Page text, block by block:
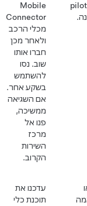
Mobile
Connector
מכלי הרכב
ולאחר מכן
חברו אותו
שוב. נסו
להשתמש
בשקע אחר.
אם השגיאה
ממשיכה,
פנו אל
השירות
הקרוב.
עדכנו את
תוכנת כלי